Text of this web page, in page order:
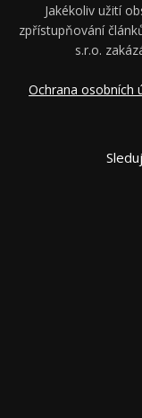
Jakékoliv užití
zpřístupňování
s.r.o.
Ochrana osobních